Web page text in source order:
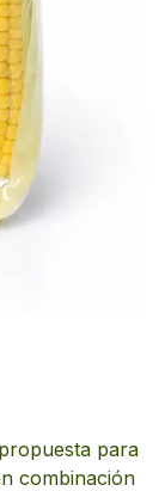
para
combinación